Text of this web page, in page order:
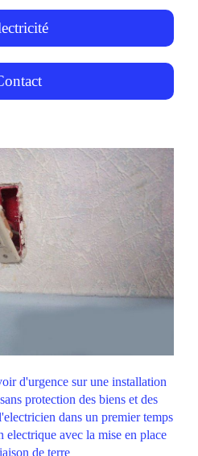
d'urgence sur une installation
protection des biens et des
dans un premier temps
electrique avec la mise en place
de terre